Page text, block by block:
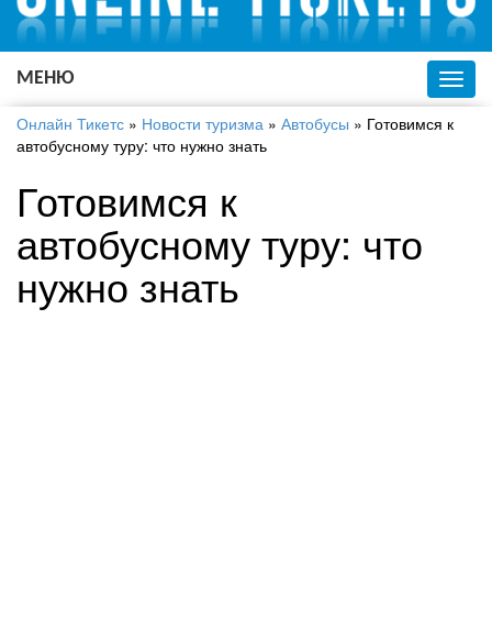
Русский
Украинский
МЕНЮ
Онлайн Тикетс » Новости туризма » Автобусы » Готовимся к
автобусному туру: что нужно знать
Готовимся к
автобусному туру: что
нужно знать